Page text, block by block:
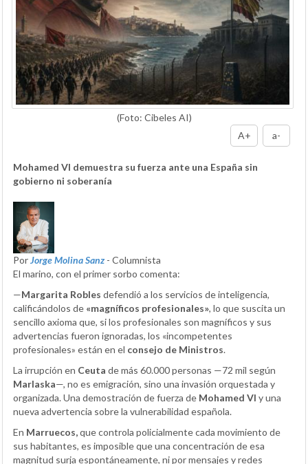
(Foto: Cibeles AI)
A+
a-
Mohamed VI demuestra su fuerza ante una España sin
gobierno ni soberanía
PorJorge Molina Sanz - Columnista
El marino, con el primer sorbo comenta:
—Margarita Robles defendió a los servicios de inteligencia,
calificándolos de «magníficos profesionales», lo que suscita un
sencillo axioma que, si los profesionales son magníficos y sus
advertencias fueron ignoradas, los «incompetentes
profesionales» están en el consejo de Ministros.
La irrupción en Ceuta de más 60.000 personas —72 mil según
Marlaska—, no es emigración, sino una invasión orquestada y
organizada. Una demostración de fuerza de Mohamed VI y una
nueva advertencia sobre la vulnerabilidad española.
En Marruecos,que controla policialmente cada movimiento de
sus habitantes, es imposible que una concentración de esa
magnitud surja espontáneamente, ni por mensajes y redes